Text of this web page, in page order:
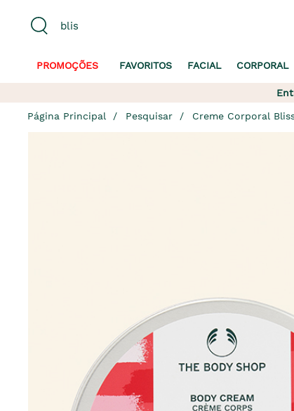
PROMOÇÕES FAVORITOS FACIAL CORPORAL
Página Principal Pesquisar Creme Corporal